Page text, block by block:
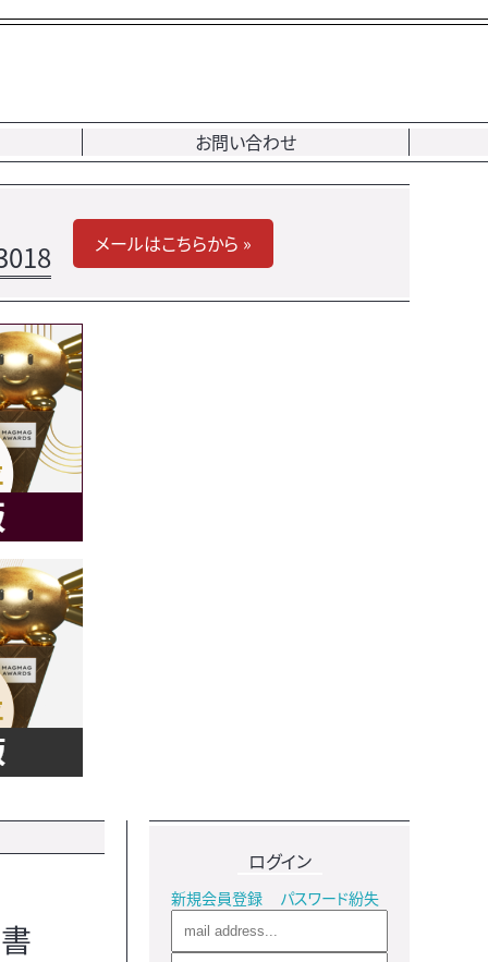
お問い合わせ
メールはこちらから »
ログイン
新規会員登録 パスワード紛失